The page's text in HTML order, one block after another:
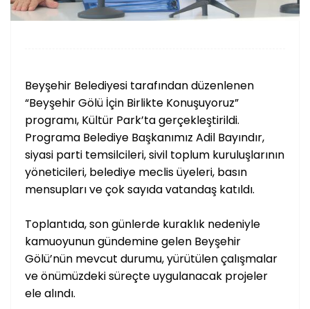
Beyşehir Belediyesi tarafından düzenlenen
“Beyşehir Gölü İçin Birlikte Konuşuyoruz”
programı, Kültür Park’ta gerçekleştirildi.
Programa Belediye Başkanımız Adil Bayındır,
siyasi parti temsilcileri, sivil toplum kuruluşlarının
yöneticileri, belediye meclis üyeleri, basın
mensupları ve çok sayıda vatandaş katıldı.
Toplantıda, son günlerde kuraklık nedeniyle
kamuoyunun gündemine gelen Beyşehir
Gölü’nün mevcut durumu, yürütülen çalışmalar
ve önümüzdeki süreçte uygulanacak projeler
ele alındı.